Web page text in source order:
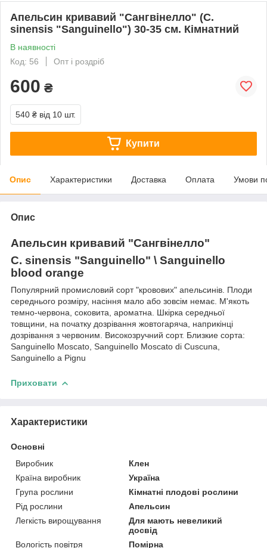
Апельсин кривавий "Сангвінелло" (C.
sinensis "Sanguinello") 30-35 см. Кімнатний
В наявності
Код: 56
Опт і роздріб
600 ₴
540 ₴ від 10 шт.
Купити
Опис Характеристики Доставка Оплата Умови
Опис
Апельсин кривавий "Сангвінелло"
C. sinensis "Sanguinello" \ Sanguinello
blood orange
Популярний промисловий сорт "кровових" апельсинів. Плоди
середнього розміру, насіння мало або зовсім немає. М'якоть
темно-червона, соковита, ароматна. Шкірка середньої
товщини, на початку дозрівання жовтогаряча, наприкінці
дозрівання з червоним. Високозручний сорт. Близкие сорта:
Sanguinello Moscato, Sanguinello Moscato di Cuscuna,
Sanguinello a Pignu
Приховати
Характеристики
Основні
Виробник
Клен
Країна виробник
Україна
Група рослини
Кімнатні плодові рослини
Рід рослини
Апельсин
Легкість вирощування
Для мають невеликий
досвід
Вологість повітря
Помірна